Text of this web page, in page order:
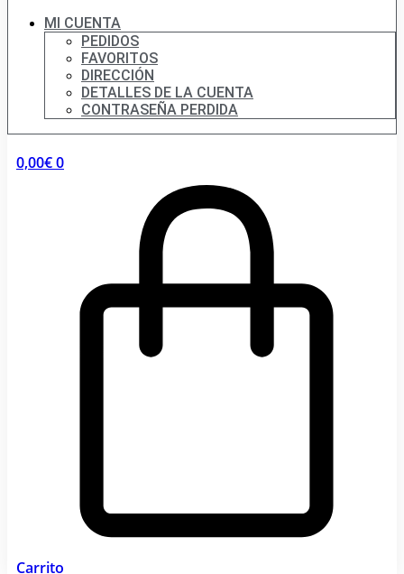
MI CUENTA
PEDIDOS
FAVORITOS
DIRECCIÓN
DETALLES DE LA CUENTA
CONTRASEÑA PERDIDA
0,00€0
Carrito